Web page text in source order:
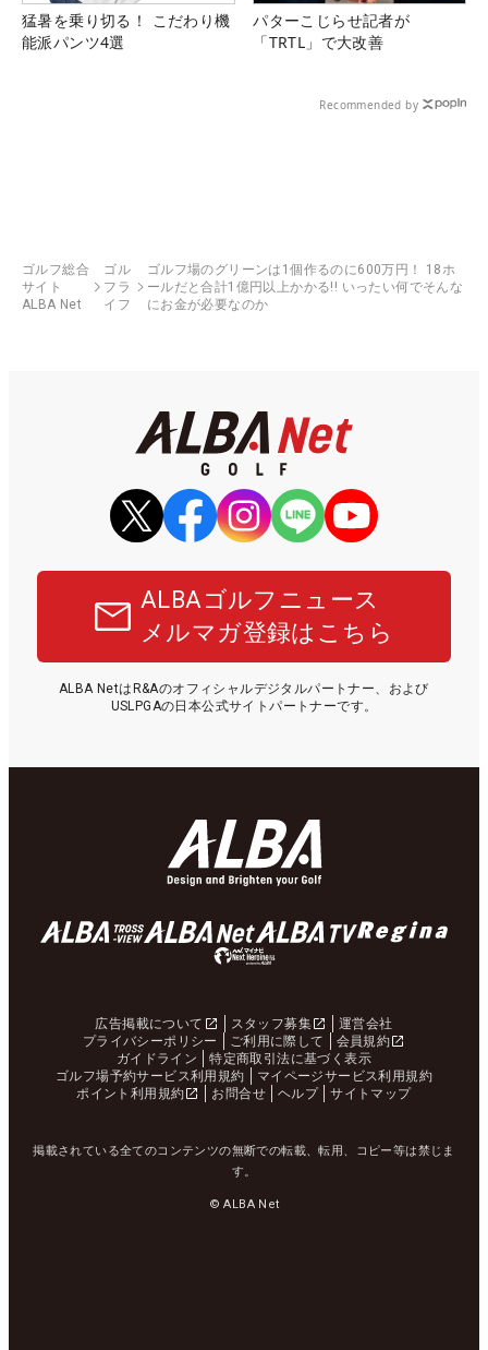
猛暑を乗り切る！ こだわり機
能派パンツ4選
パターこじらせ記者が
「TRTL」で大改善
Recommended by
ゴルフ総合
サイト
ALBA Net
ゴル
フラ
イフ
ゴルフ場のグリーンは1個作るのに600万円！ 18ホ
ールだと合計1億円以上かかる!! いったい何でそんな
にお金が必要なのか
ALBAゴルフニュース
メルマガ登録はこちら
ALBA NetはR&Aのオフィシャルデジタルパートナー、および
USLPGAの日本公式サイトパートナーです。
広告掲載について スタッフ募集
運営会社
プライバシーポリシー
ご利用に際して
会員規約
ガイドライン
特定商取引法に基づく表示
ゴルフ場予約サービス利用規約
マイページサービス利用規約
ポイント利用規約
お問合せ ヘルプ サイトマップ
掲載されている全てのコンテンツの無断での転載、転用、コピー等は禁じま
す。
© ALBA Net